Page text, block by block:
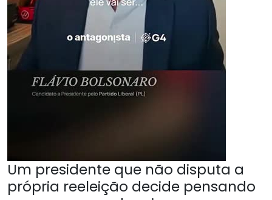
Um presidente que não disputa a
própria reeleição decide pensando